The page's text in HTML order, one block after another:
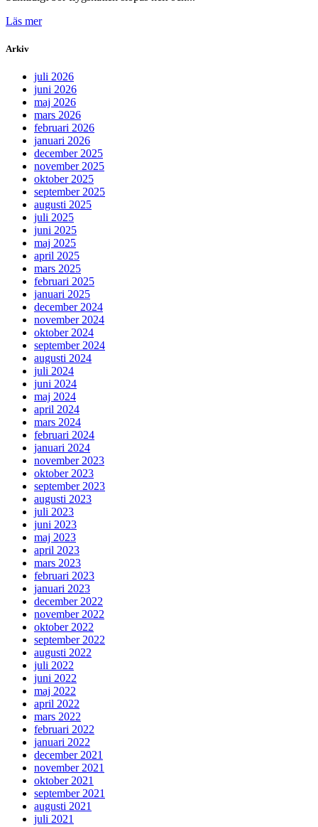
Läs mer
Arkiv
juli 2026
juni 2026
maj 2026
mars 2026
februari 2026
januari 2026
december 2025
november 2025
oktober 2025
september 2025
augusti 2025
juli 2025
juni 2025
maj 2025
april 2025
mars 2025
februari 2025
januari 2025
december 2024
november 2024
oktober 2024
september 2024
augusti 2024
juli 2024
juni 2024
maj 2024
april 2024
mars 2024
februari 2024
januari 2024
november 2023
oktober 2023
september 2023
augusti 2023
juli 2023
juni 2023
maj 2023
april 2023
mars 2023
februari 2023
januari 2023
december 2022
november 2022
oktober 2022
september 2022
augusti 2022
juli 2022
juni 2022
maj 2022
april 2022
mars 2022
februari 2022
januari 2022
december 2021
november 2021
oktober 2021
september 2021
augusti 2021
juli 2021